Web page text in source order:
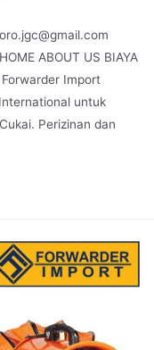
ABOUT US BIAYA
Forwarder Import
untuk
Perizinan dan